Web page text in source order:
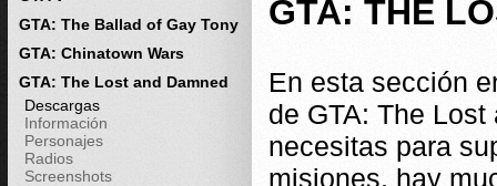
GTA: The Ballad of Gay Tony
GTA: Chinatown Wars
GTA: The Lost and Damned
Descargas
Información
Personajes
Radios
Screenshots
GTA: THE
En esta sección
de GTA: The
necesitas para
misiones, hay